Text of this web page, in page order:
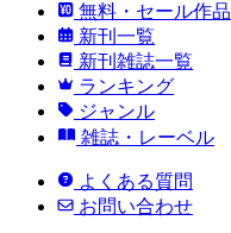
無料・セール作品
新刊一覧
新刊雑誌一覧
ランキング
ジャンル
雑誌・レーベル
よくある質問
お問い合わせ